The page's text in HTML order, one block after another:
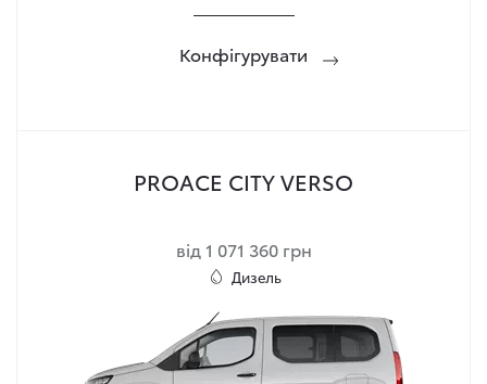
Конфігурувати
PROACE CITY VERSO
від 1 071 360 грн
Дизель